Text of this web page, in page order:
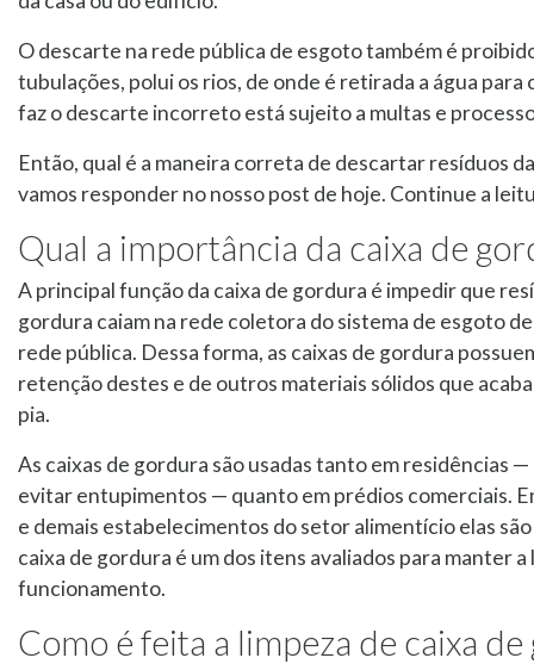
O descarte na rede pública de esgoto também é
tubulações, polui os rios, de onde é retirada a água para
faz o descarte incorreto está sujeito a multas e
Então, qual é a maneira correta de descartar resíduos
vamos responder no nosso post de hoje. Continue a
Qual a importância da caixa de
A principal função da caixa de gordura é impedir que
gordura caiam na rede coletora do sistema de esgoto
rede pública. Dessa forma, as caixas de gordura
retenção destes e de outros materiais sólidos que
pia.
As caixas de gordura são usadas tanto em residências
evitar entupimentos — quanto em prédios comerciais.
e demais estabelecimentos do setor alimentício elas
caixa de gordura é um dos itens avaliados para manter
funcionamento.
Como é feita a limpeza de caixa de